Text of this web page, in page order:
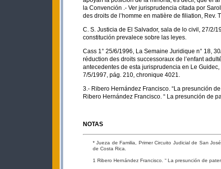
la Convención .- Ver jurisprudencia citada por
des droits de l’homme en matière de filiation, Rev.
C. S. Justicia de El Salvador, sala de lo civil, 27/2/
constitución prevalece sobre las leyes.
Cass 1° 25/6/1996, La Semaine Juridique n° 18,
réduction des droits successoraux de l’enfant
antecedentes de esta jurisprudencia en Le
7/5/1997, pág. 210, chronique 4021.
3.- Ribero Hernández Francisco. “La presunción
Ribero Hernández Francisco. “ La presunción de
NOTAS
* Jueza de Familia, Primer Circuito Judicial de San
de Costa Rica.
1 Ribero Hernández Francisco. “ La presunción de